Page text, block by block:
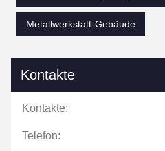
Metallwerkstatt-Gebäude
Kontakte
Kontakte:
Telefon: